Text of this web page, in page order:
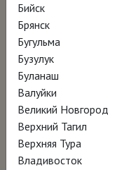
Когда в 1947
Франциско
Бийск
Брянск
Бугульма
Бузулук
Буланаш
Валуйки
Великий Новгород
Верхний Тагил
Верхняя Тура
Владивосток